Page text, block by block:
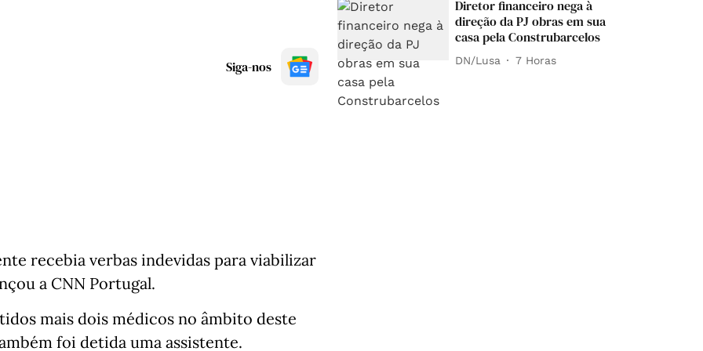
Siga-nos
recebia verbas indevidas para viabilizar
a CNN Portugal.
mais dois médicos no âmbito deste
foi detida uma assistente.
Diretor financeiro nega à
direção da PJ obras em sua
casa pela Construbarcelos
DN/Lusa 7 Horas